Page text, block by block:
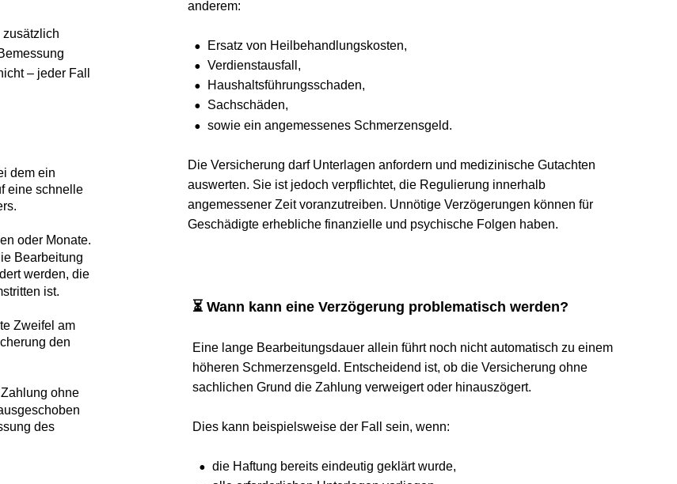
– jeder Fall
ein
schnelle
Monate.
werden, die
ist.
am
den
ohne
des
anderem:
Ersatz von Heilbehandlungskosten,
Verdienstausfall,
Haushaltsführungsschaden,
Sachschäden,
sowie ein angemessenes Schmerzensgeld.
Die Versicherung darf Unterlagen anfordern und medizinische Gutachten
auswerten. Sie ist jedoch verpflichtet, die Regulierung innerhalb
angemessener Zeit voranzutreiben. Unnötige Verzögerungen können für
Geschädigte erhebliche finanzielle und psychische Folgen haben.
⏳ Wann kann eine Verzögerung problematisch werden?
Eine lange Bearbeitungsdauer allein führt noch nicht automatisch zu einem
höheren Schmerzensgeld. Entscheidend ist, ob die Versicherung ohne
sachlichen Grund die Zahlung verweigert oder hinauszögert.
Dies kann beispielsweise der Fall sein, wenn:
die Haftung bereits eindeutig geklärt wurde,